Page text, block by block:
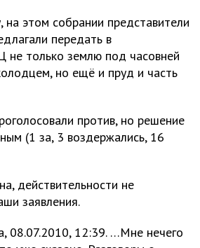
на этом собрании представители
передать в
не только землю под часовней
но ещё и пруд и часть
против, но решение
(1 за, 3 воздержались, 16
действительности не
заявления.
08.07.2010, 12:39. …Мне нечего